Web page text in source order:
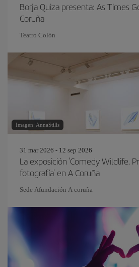
Borja Quiza presenta: As Times
Coruña
Teatro Colón
Imagen: AnnaStills
31 mar 2026 - 12 sep 2026
La exposición 'Comedy Wildlife.
fotografía' en A Coruña
Sede Afundación A coruña